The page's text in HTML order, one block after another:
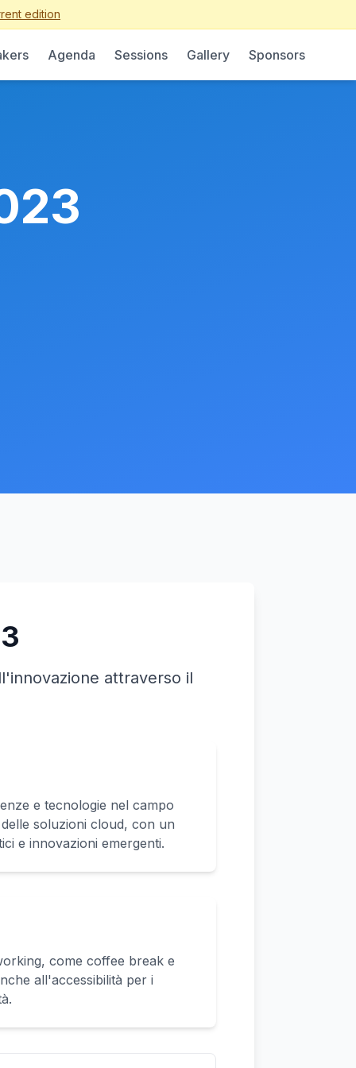
edition
Agenda Sessions Gallery Sponsors
attraverso il
e tecnologie nel campo
soluzioni cloud, con un
e innovazioni emergenti.
come coffee break e
all'accessibilità per i